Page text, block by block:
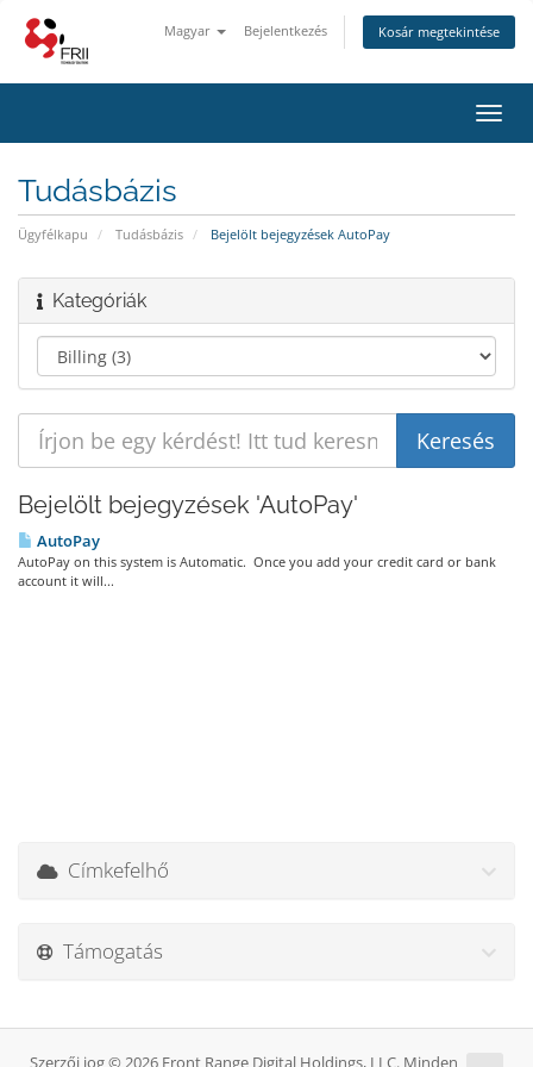
Magyar Bejelentkezés Kosár megtekintése
a
Tudásbázis
Ügyfélkapu Tudásbázis Bejelölt bejegyzések AutoPay
Kategóriák
Bejelölt bejegyzések 'AutoPay'
AutoPay
AutoPay on this system is Automatic. Once you add your credit card or bank
account it will...
Címkefelhő
Támogatás
Szerzői jog © 2026 Front Range Digital Holdings, LLC. Minden